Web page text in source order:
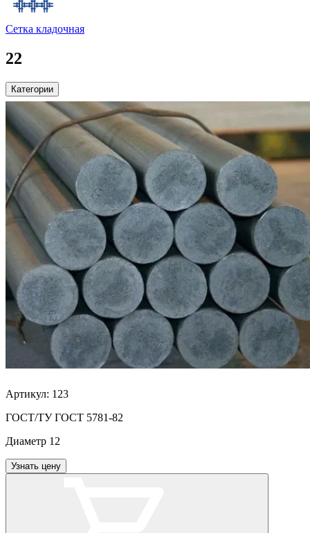
Сетка кладочная
22
Категории
Артикул: 123
ГОСТ/ТУ ГОСТ 5781-82
Диаметр 12
Узнать цену